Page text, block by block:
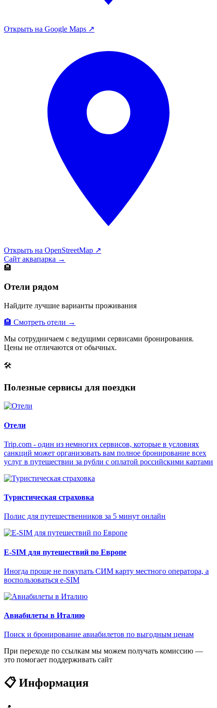
Открыть на Google Maps ↗
Открыть на OpenStreetMap ↗
Сайт аквапарка →
🏨
Отели рядом
Найдите лучшие варианты проживания
🏨 Смотреть отели →
Мы сотрудничаем с ведущими сервисами бронирования.
Цены не отличаются от обычных.
🛠
Полезные сервисы для поездки
Отели
Trip.com - один из немногих сервисов, которые в условиях
санкций может организовать вам полное бронирование всех
услуг в путешествии за рубли с оплатой российскими картами
Туристическая страховка
Полис для путешественников за 5 минут онлайн
E-SIM для путешествий по Европе
Иногда проще не покупать СИМ карту местного оператора, а
воспользоваться e-SIM
Авиабилеты в Италию
Поиск и бронирование авиабилетов по выгодным ценам
При переходе по ссылкам мы можем получать комиссию —
это помогает поддерживать сайт
📋 Информация